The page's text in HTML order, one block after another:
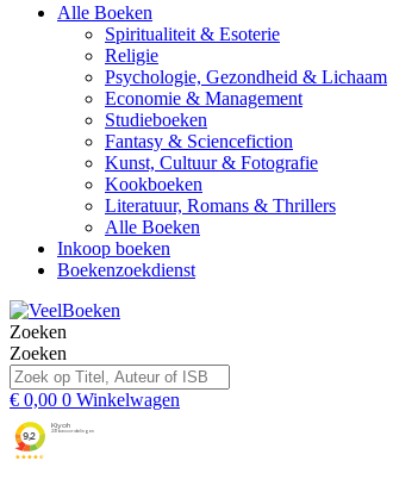
Alle Boeken
Spiritualiteit & Esoterie
Religie
Psychologie, Gezondheid & Lichaam
Economie & Management
Studieboeken
Fantasy & Sciencefiction
Kunst, Cultuur & Fotografie
Kookboeken
Literatuur, Romans & Thrillers
Alle Boeken
Inkoop boeken
Boekenzoekdienst
Zoeken
Zoeken
€ 0,00 0 Winkelwagen